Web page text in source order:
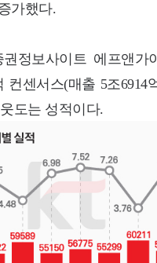
가했다.
정보사이트 에프앤가
센서스(매출 5조6914
도는 성적이다.